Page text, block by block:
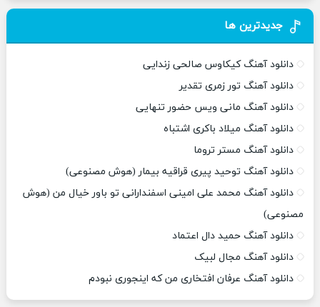
جدیدترین ها
دانلود آهنگ کیکاوس صالحی زندایی
دانلود آهنگ تور زمری تقدیر
دانلود آهنگ مانی ویس حضور تنهایی
دانلود آهنگ میلاد باکری اشتباه
دانلود آهنگ مستر تروما
دانلود آهنگ توحید پیری قراقیه بیمار (هوش مصنوعی)
دانلود آهنگ محمد علی امینی اسفندارانی تو باور خیال من (هوش
مصنوعی)
دانلود آهنگ حمید دال اعتماد
دانلود آهنگ مجال لبیک
دانلود آهنگ عرفان افتخاری من که اینجوری نبودم